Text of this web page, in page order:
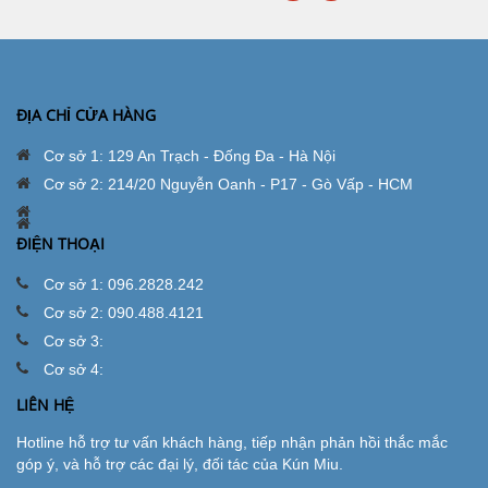
ĐỊA CHỈ CỬA HÀNG
Cơ sở 1: 129 An Trạch - Đống Đa - Hà Nội
Cơ sở 2: 214/20 Nguyễn Oanh - P17 - Gò Vấp - HCM
ĐIỆN THOẠI
Cơ sở 1: 096.2828.242
Cơ sở 2: 090.488.4121
Cơ sở 3:
Cơ sở 4:
LIÊN HỆ
Hotline hỗ trợ tư vấn khách hàng, tiếp nhận phản hồi thắc mắc
góp ý, và hỗ trợ các đại lý, đối tác của Kún Miu.